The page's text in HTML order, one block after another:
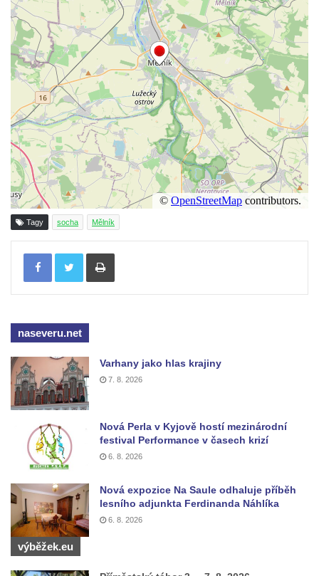
Socha Včela v ZOO Hluboká
Socha Housenka v ZOO Hluboká
Socha Nosorožík v ZOO Hluboká
Socha Rosomák v ZOO Hluboká
Socha Beruška v ZOO Hluboká
Socha Vážka v ZOO Hluboká
Socha Volavka v ZOO Hluboká
Flamingo trůn v ZOO Hluboká
Lavička Kůň Převalského v ZOO Hluboká
Lysá nad Labem, barokní město Šporkovo
Socha Opičákovník v ZOO Hluboká
Socha Roháč v ZOO Hluboká
Socha Mystik v ZOO Hluboká
Reliéf Rodina a práce na budově záložny
Socha Jana Valeria Jirsíka u Černé věže v
Českých Budějovicích
Socha Krista klesajícího pod křížem u
kostela svatého Mikuláše v Českých
Socha svatého Jana Nepomuckého u
kostela svaté Rodiny v Českých
Socha S tebou v parku na Senovážném
náměstí v Českých Budějovicích
Socha Tornádo v parku na Senovážném
náměstí v Českých Budějovicích
Tagy socha Mělník
Tisknout
naseveru.net
Varhany jako hlas krajiny
7. 8. 2026
Nová Perla v Kyjově hostí mezinárodní
festival Performance v časech krizí
6. 8. 2026
Nová expozice Na Saule odhaluje příběh
lesního adjunkta Ferdinanda Náhlíka
6. 8. 2026
výběžek.eu